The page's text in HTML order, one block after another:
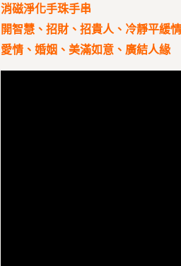
消磁淨化手珠手串
開智慧、招財、招貴人、冷靜平緩
愛情、婚姻、美滿如意、廣結人緣